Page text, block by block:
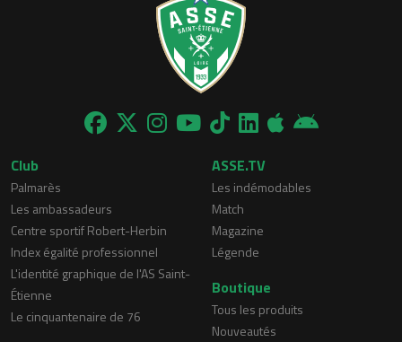
Club
Palmarès
Les ambassadeurs
Centre sportif Robert-Herbin
Index égalité professionnel
L'identité graphique de l'AS Saint-
Étienne
Le cinquantenaire de 76
ASSE.TV
Les indémodables
Match
Magazine
Légende
Boutique
Tous les produits
Nouveautés